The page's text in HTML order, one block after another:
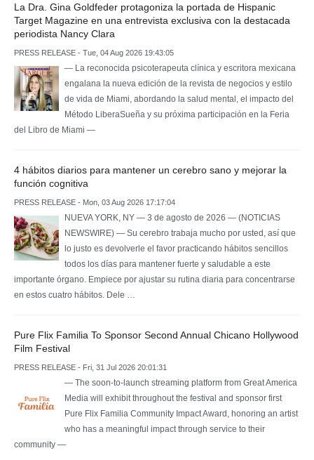
La Dra. Gina Goldfeder protagoniza la portada de Hispanic
Target Magazine en una entrevista exclusiva con la destacada
periodista Nancy Clara
PRESS RELEASE - Tue, 04 Aug 2026 19:43:05
— La reconocida psicoterapeuta clínica y escritora mexicana
engalana la nueva edición de la revista de negocios y estilo
de vida de Miami, abordando la salud mental, el impacto del
Método LiberaSueña y su próxima participación en la Feria
del Libro de Miami —
4 hábitos diarios para mantener un cerebro sano y mejorar la
función cognitiva
PRESS RELEASE - Mon, 03 Aug 2026 17:17:04
NUEVA YORK, NY — 3 de agosto de 2026 — (NOTICIAS
NEWSWIRE) — Su cerebro trabaja mucho por usted, así que
lo justo es devolverle el favor practicando hábitos sencillos
todos los días para mantener fuerte y saludable a este
importante órgano. Empiece por ajustar su rutina diaria para concentrarse
en estos cuatro hábitos. Dele …
Pure Flix Familia To Sponsor Second Annual Chicano Hollywood
Film Festival
PRESS RELEASE - Fri, 31 Jul 2026 20:01:31
— The soon-to-launch streaming platform from Great America
Media will exhibit throughout the festival and sponsor first
Pure Flix Familia Community Impact Award, honoring an artist
who has a meaningful impact through service to their
community —